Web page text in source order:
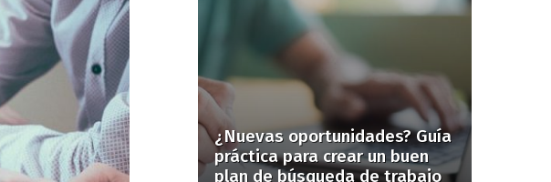
¿Nuevas oportunidades? Guía
práctica para crear un buen
plan de búsqueda de trabajo